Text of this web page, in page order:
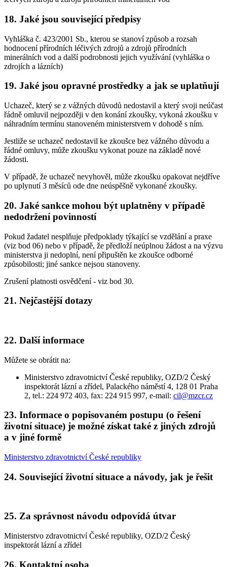
18. Jaké jsou související předpisy
Vyhláška č. 423/2001 Sb., kterou se stanoví způsob a rozsah
hodnocení přírodních léčivých zdrojů a zdrojů přírodních
minerálních vod a další podrobnosti jejich využívání (vyhláška o
zdrojích a lázních)
19. Jaké jsou opravné prostředky a jak se uplatňují
Uchazeč, který se z vážných důvodů nedostavil a který svoji neúčast
řádně omluvil nejpozději v den konání zkoušky, vykoná zkoušku v
náhradním termínu stanoveném ministerstvem v dohodě s ním.
Jestliže se uchazeč nedostavil ke zkoušce bez vážného důvodu a
řádné omluvy, může zkoušku vykonat pouze na základě nové
žádosti.
V případě, že uchazeč nevyhověl, může zkoušku opakovat nejdříve
po uplynutí 3 měsíců ode dne neúspěšně vykonané zkoušky.
20. Jaké sankce mohou být uplatněny v případě
nedodržení povinností
Pokud žadatel nesplňuje předpoklady týkající se vzdělání a praxe
(viz bod 06) nebo v případě, že předloží neúplnou žádost a na výzvu
ministerstva ji nedoplní, není připuštěn ke zkoušce odborné
způsobilosti; jiné sankce nejsou stanoveny.
Zrušení platnosti osvědčení - viz bod 30.
21. Nejčastější dotazy
22. Další informace
Můžete se obrátit na:
Ministerstvo zdravotnictví České republiky, OZD/2 Český
inspektorát lázní a zřídel, Palackého náměstí 4, 128 01 Praha
2, tel.: 224 972 403, fax: 224 915 997, e-mail: cil@mzcr.cz
23. Informace o popisovaném postupu (o řešení
životní situace) je možné získat také z jiných zdrojů
a v jiné formě
Ministerstvo zdravotnictví České republiky
24. Související životní situace a návody, jak je řešit
25. Za správnost návodu odpovídá útvar
Ministerstvo zdravotnictví České republiky, OZD/2 Český
inspektorát lázní a zřídel
26. Kontaktní osoba